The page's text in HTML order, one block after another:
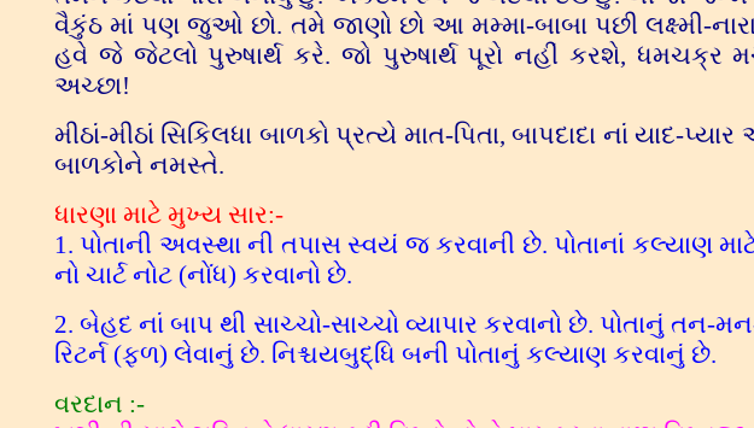
વૈકુંઠ માં પણ જુઓ છો. તમે જાણો છો આ મમ્મા-બાબા પછી લક્ષ્મી-
હવે જે જેટલો પુરુષાર્થ કરે. જો પુરુષાર્થ પૂરો નહીં કરશે, ધમચક્ર
અચ્છા!
મીઠાં-મીઠાં સિકિલધા બાળકો પ્રત્યે માત-પિતા, બાપદાદા નાં યાદ-
બાળકોને નમસ્તે.
ધારણા માટે મુખ્ય સાર:-
1. પોતાની અવસ્થા ની તપાસ સ્વયં જ કરવાની છે. પોતાનાં કલ્યાણ
નો ચાર્ટ નોટ (નોંધ) કરવાનો છે.
2. બેહદ નાં બાપ થી સાચ્ચો-સાચ્ચો વ્યાપાર કરવાનો છે. પોતાનું તન-
રિટર્ન (ફળ) લેવાનું છે. નિશ્ચયબુદ્ધિ બની પોતાનું કલ્યાણ કરવાનું છે.
વરદાન :-